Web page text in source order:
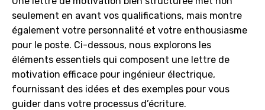
seulement en avant vos qualifications, mais montre
également votre personnalité et votre enthousiasme
pour le poste. Ci-dessous, nous explorons les
éléments essentiels qui composent une lettre de
motivation efficace pour ingénieur électrique,
fournissant des idées et des exemples pour vous
guider dans votre processus d’écriture.